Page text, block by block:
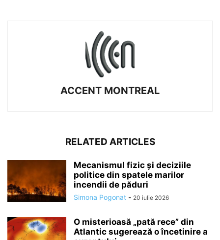
ACCENT MONTREAL
RELATED ARTICLES
Mecanismul fizic și deciziile
politice din spatele marilor
incendii de păduri
Simona Pogonat - 20 iulie 2026
O misterioasă „pată rece” din
Atlantic sugerează o încetinire a